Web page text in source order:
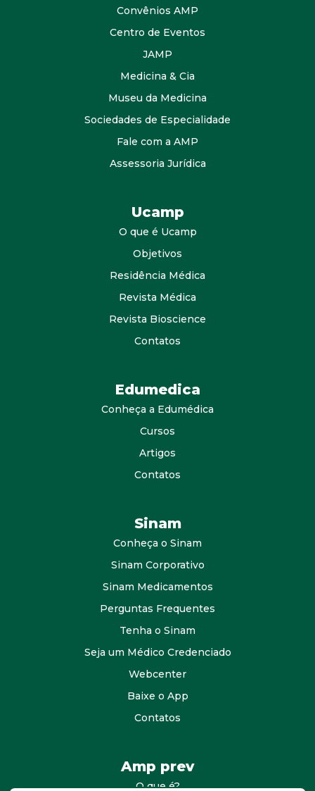
Convênios AMP
Centro de Eventos
JAMP
Medicina & Cia
Museu da Medicina
Sociedades de Especialidade
Fale com a AMP
Assessoria Jurídica
Ucamp
O que é Ucamp
Objetivos
Residência Médica
Revista Médica
Revista Bioscience
Contatos
Edumedica
Conheça a Edumédica
Cursos
Artigos
Contatos
Sinam
Conheça o Sinam
Sinam Corporativo
Sinam Medicamentos
Perguntas Frequentes
Tenha o Sinam
Seja um Médico Credenciado
Webcenter
Baixe o App
Contatos
Amp prev
O que é?